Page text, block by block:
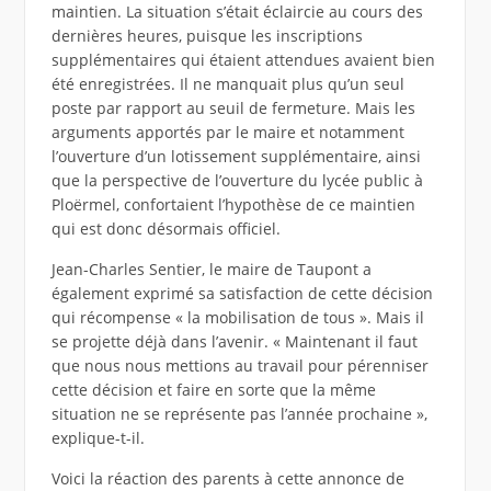
maintien. La situation s’était éclaircie au cours des
dernières heures, puisque les inscriptions
supplémentaires qui étaient attendues avaient bien
été enregistrées. Il ne manquait plus qu’un seul
poste par rapport au seuil de fermeture. Mais les
arguments apportés par le maire et notamment
l’ouverture d’un lotissement supplémentaire, ainsi
que la perspective de l’ouverture du lycée public à
Ploërmel, confortaient l’hypothèse de ce maintien
qui est donc désormais officiel.
Jean-Charles Sentier, le maire de Taupont a
également exprimé sa satisfaction de cette décision
qui récompense « la mobilisation de tous ». Mais il
se projette déjà dans l’avenir. « Maintenant il faut
que nous nous mettions au travail pour pérenniser
cette décision et faire en sorte que la même
situation ne se représente pas l’année prochaine »,
explique-t-il.
Voici la réaction des parents à cette annonce de